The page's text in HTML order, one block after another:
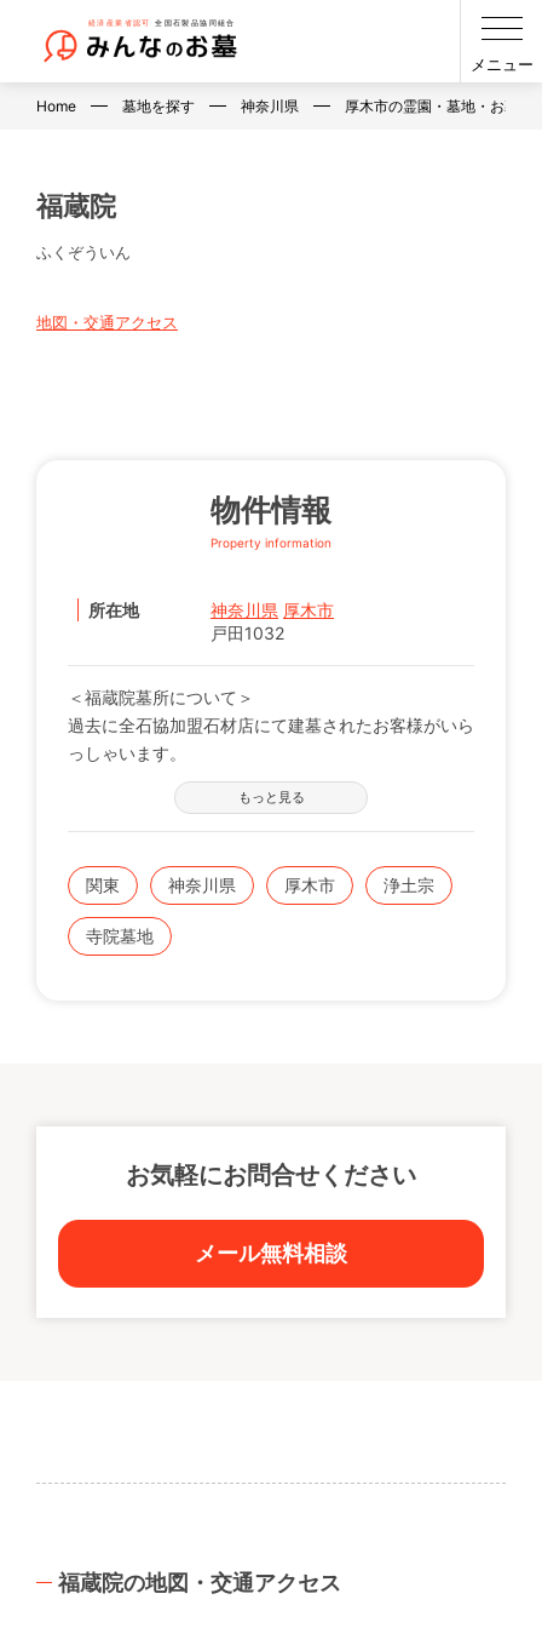
メニュー
Home 墓地を探す 神奈川県 厚木市の霊園・墓地・お墓
福蔵院
ふくぞういん
地図・交通アクセス
物件情報
Property information
所在地 神奈川県 厚木市
戸田1032
＜福蔵院墓所について＞
過去に全石協加盟石材店にて建墓されたお客様がいら
っしゃいます。
※現在の区画状況につきましては、電話番号【0120-
12-1440】までお問い合わせください。
もっと見る
関東 神奈川県 厚木市 浄土宗
寺院墓地
お気軽にお問合せください
メール無料相談
福蔵院の地図・交通アクセス